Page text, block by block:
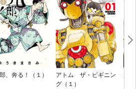
、奔る！（１）
アトム ザ・ビギニン
グ（１）
週